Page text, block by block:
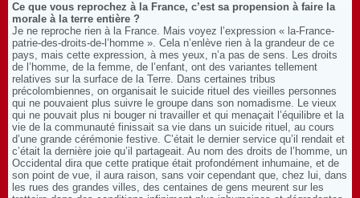
Ce que vous reprochez à la France, c’est sa propension à faire la
morale à la terre entière ?
Je ne reproche rien à la France. Mais voyez l’expression « la-France-
patrie-des-droits-de-l’homme ». Cela n’enlève rien à la grandeur de ce
pays, mais cette expression, à mes yeux, n’a pas de sens. Les droits
de l’homme, de la femme, de l’enfant, ont des variantes tellement
relatives sur la surface de la Terre. Dans certaines tribus
précolombiennes, on organisait le suicide rituel des vieilles personnes
qui ne pouvaient plus suivre le groupe dans son nomadisme. Le vieux
qui ne pouvait plus ni bouger ni travailler et qui menaçait l’équilibre et la
vie de la communauté finissait sa vie dans un suicide rituel, au cours
d’une grande cérémonie festive. C’était le dernier service qu’il rendait et
c’était la dernière joie qu’il partageait. Au nom des droits de l’homme, un
Occidental dira que cette pratique était profondément inhumaine, et de
son point de vue, il aura raison, sans voir cependant que, chez lui, dans
les rues des grandes villes, des centaines de gens meurent sur les